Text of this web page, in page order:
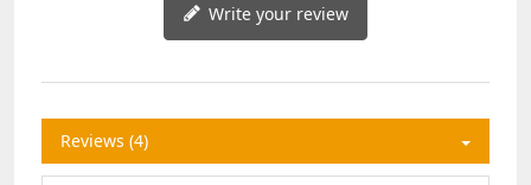
Write your review
Reviews (4)